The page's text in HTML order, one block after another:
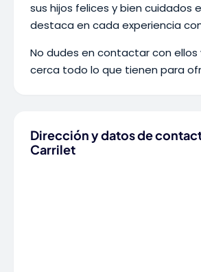
sus hijos felices y bien cuidados
destaca en cada experiencia
No dudes en contactar con ellos
cerca todo lo que tienen para
Dirección y datos de
Carrilet